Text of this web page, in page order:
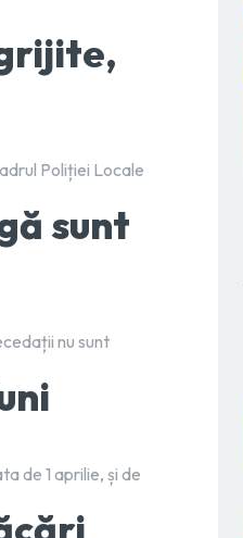
Poliției Locale
sunt
nu sunt
de 1 aprilie, și de